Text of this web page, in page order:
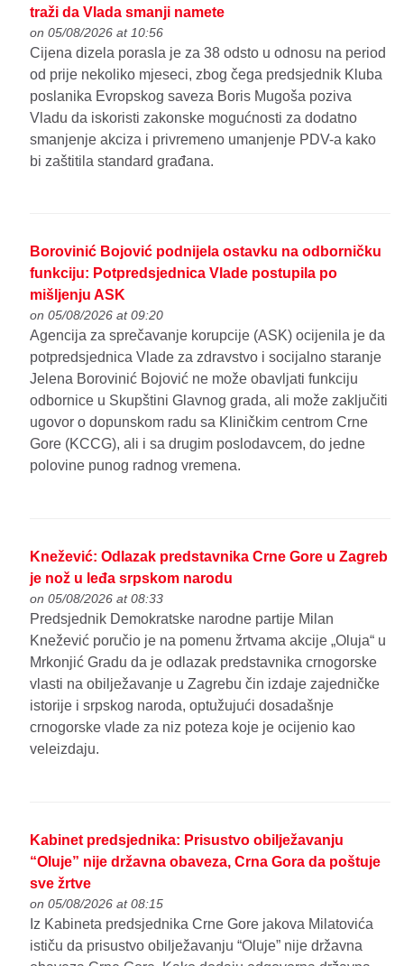
traži da Vlada smanji namete
on 05/08/2026 at 10:56
Cijena dizela porasla je za 38 odsto u odnosu na period
od prije nekoliko mjeseci, zbog čega predsjednik Kluba
poslanika Evropskog saveza Boris Mugoša poziva
Vladu da iskoristi zakonske mogućnosti za dodatno
smanjenje akciza i privremeno umanjenje PDV-a kako
bi zaštitila standard građana.
Borovinić Bojović podnijela ostavku na odborničku
funkciju: Potpredsjednica Vlade postupila po
mišljenju ASK
on 05/08/2026 at 09:20
Agencija za sprečavanje korupcije (ASK) ocijenila je da
potpredsjednica Vlade za zdravstvo i socijalno staranje
Jelena Borovinić Bojović ne može obavljati funkciju
odbornice u Skupštini Glavnog grada, ali može zaključiti
ugovor o dopunskom radu sa Kliničkim centrom Crne
Gore (KCCG), ali i sa drugim poslodavcem, do jedne
polovine punog radnog vremena.
Knežević: Odlazak predstavnika Crne Gore u Zagreb
je nož u leđa srpskom narodu
on 05/08/2026 at 08:33
Predsjednik Demokratske narodne partije Milan
Knežević poručio je na pomenu žrtvama akcije „Oluja“ u
Mrkonjić Gradu da je odlazak predstavnika crnogorske
vlasti na obilježavanje u Zagrebu čin izdaje zajedničke
istorije i srpskog naroda, optužujući dosadašnje
crnogorske vlade za niz poteza koje je ocijenio kao
veleizdaju.
Kabinet predsjednika: Prisustvo obilježavanju
“Oluje” nije državna obaveza, Crna Gora da poštuje
sve žrtve
on 05/08/2026 at 08:15
Iz Kabineta predsjednika Crne Gore jakova Milatovića
ističu da prisustvo obilježavanju “Oluje” nije državna